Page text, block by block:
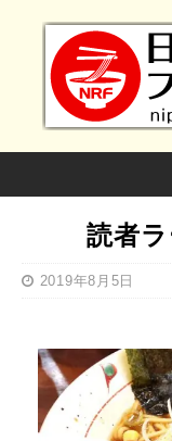
読者
2019年8月5日